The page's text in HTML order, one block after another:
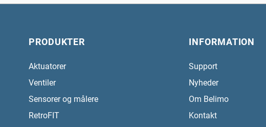
PRODUKTER
Aktuatorer
Ventiler
Sensorer og målere
RetroFIT
INFORMATION
Support
Nyheder
Om Belimo
Kontakt